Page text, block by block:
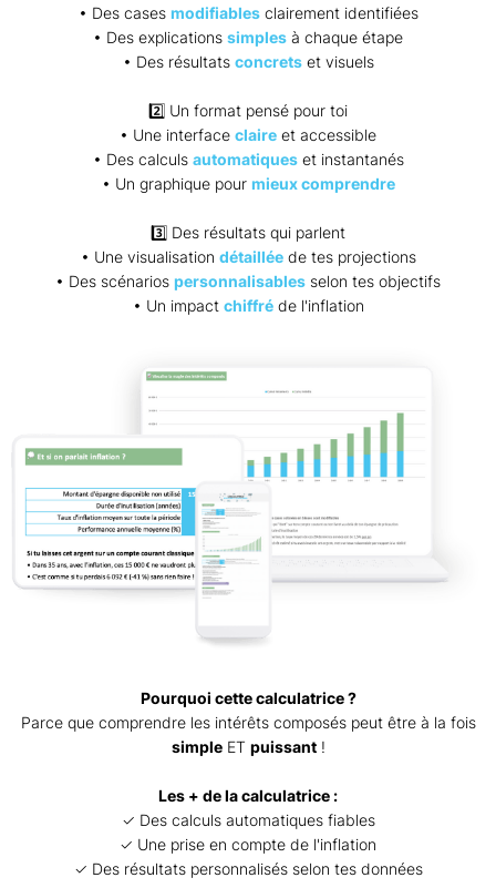
• Des cases modifiablesclairement identifiées
• Des explications simples à chaque étape
• Des résultats concretset visuels
2️⃣ Un format pensé pour toi
• Une interface claire et accessible
• Des calculs automatiqueset instantanés
• Un graphique pour mieux comprendre
3️⃣ Des résultats qui parlent
• Une visualisation détailléede tes projections
• Des scénarios personnalisables selon tes objectifs
• Un impact chiffréde l'inflation
Pourquoi cette calculatrice ?
Parce que comprendre les intérêts composés peut être à la fois
simpleET puissant!
Les + de la calculatrice :
✓ Des calculs automatiques fiables
✓ Une prise en compte de l'inflation
✓ Des résultats personnalisés selon tes données